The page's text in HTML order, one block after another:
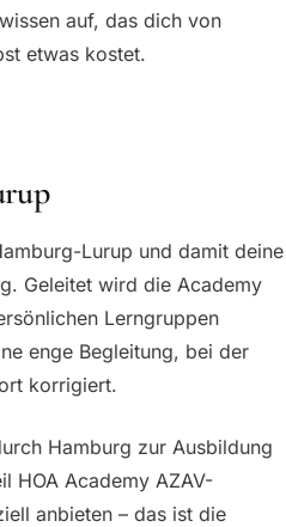
auf, das dich von
etwas kostet.
Lurup und damit deine
Geleitet wird die Academy
Lerngruppen
enge Begleitung, bei der
korrigiert.
Hamburg zur Ausbildung
HOA Academy AZAV-
anbieten – das ist die